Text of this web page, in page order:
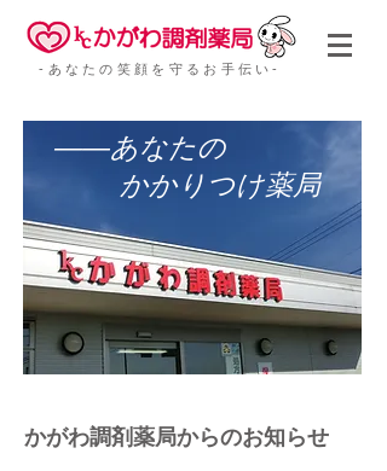
‐あなたの笑顔を守るお手伝い‐
――あなたの
かかりつけ薬局
かがわ調剤薬局からのお知らせ